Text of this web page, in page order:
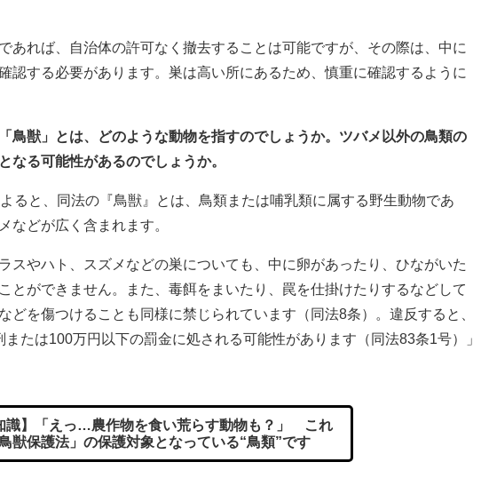
あれば、自治体の許可なく撤去することは可能ですが、その際は、中に
認する必要があります。巣は高い所にあるため、慎重に確認するように
鳥獣」とは、どのような動物を指すのでしょうか。ツバメ以外の鳥類の
なる可能性があるのでしょうか。
ると、同法の『鳥獣』とは、鳥類または哺乳類に属する野生動物であ
などが広く含まれます。
スやハト、スズメなどの巣についても、中に卵があったり、ひながいた
とができません。また、毒餌をまいたり、罠を仕掛けたりするなどして
どを傷つけることも同様に禁じられています（同法8条）。違反すると、
たは100万円以下の罰金に処される可能性があります（同法83条1号）」
識】「えっ…農作物を食い荒らす動物も？」 これ
獣保護法」の保護対象となっている“鳥類”です